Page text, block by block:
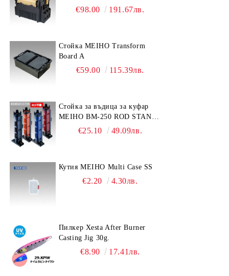
€98.00 191.67лв.
Стойка MEIHO Transform
Board A
€59.00 115.39лв.
Стойка за въдица за куфар
MEIHO BM-250 ROD STAND
-Light Blue/Black color
€25.10 49.09лв.
Кутия MEIHO Multi Case SS
€2.20 4.30лв.
Пилкер Xesta After Burner
Casting Jig 30g.
€8.90 17.41лв.